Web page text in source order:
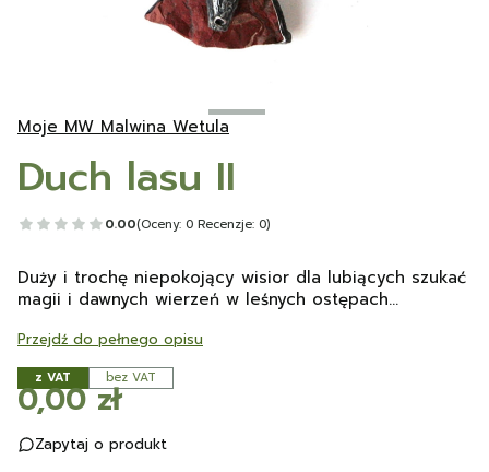
Moje MW Malwina Wetula
Duch lasu II
0.00(Oceny: 0 Recenzje: 0)
Duży i trochę niepokojący wisior dla lubiących szukać
magii i dawnych wierzeń w leśnych ostępach...
Przejdź do pełnego opisu
z VAT bez VAT
Cena
0,00 zł
Zapytaj o produkt